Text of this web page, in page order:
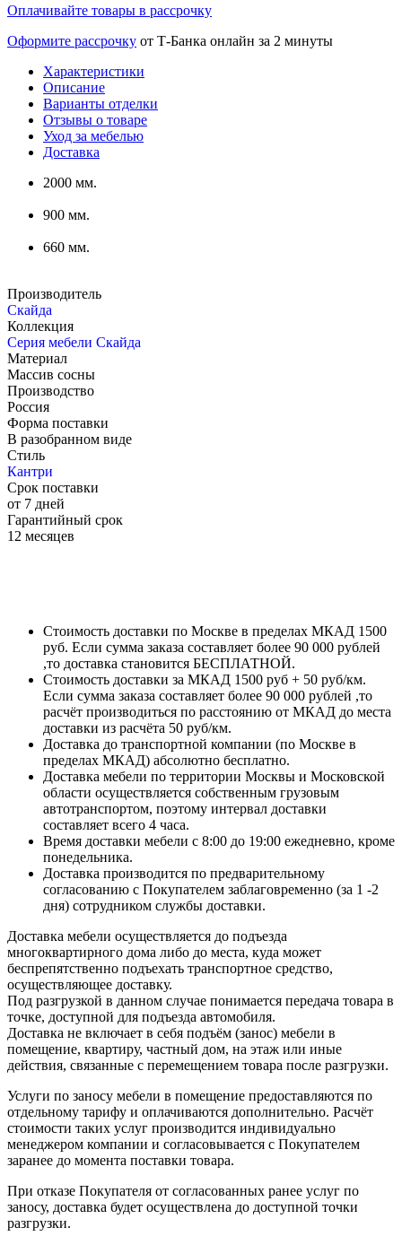
Оплачивайте товары в рассрочку
Оформите рассрочку от Т-Банка онлайн за 2 минуты
Характеристики
Описание
Варианты отделки
Отзывы о товаре
Уход за мебелью
Доставка
2000 мм.
900 мм.
660 мм.
Производитель
Скайда
Коллекция
Серия мебели Скайда
Материал
Массив сосны
Производство
Россия
Форма поставки
В разобранном виде
Стиль
Кантри
Срок поставки
от 7 дней
Гарантийный срок
12 месяцев
Стоимость доставки по Москве в пределах МКАД 1500
руб. Если сумма заказа составляет более 90 000 рублей
,то доставка становится БЕСПЛАТНОЙ.
Стоимость доставки за МКАД 1500 руб + 50 руб/км.
Если сумма заказа составляет более 90 000 рублей ,то
расчёт производиться по расстоянию от МКАД до места
доставки из расчёта 50 руб/км.
Доставка до транспортной компании (по Москве в
пределах МКАД) абсолютно бесплатно.
Доставка мебели по территории Москвы и Московской
области осуществляется собственным грузовым
автотранспортом, поэтому интервал доставки
составляет всего 4 часа.
Время доставки мебели с 8:00 до 19:00 ежедневно, кроме
понедельника.
Доставка производится по предварительному
согласованию с Покупателем заблаговременно (за 1 -2
дня) сотрудником службы доставки.
Доставка мебели осуществляется до подъезда
многоквартирного дома либо до места, куда может
беспрепятственно подъехать транспортное средство,
осуществляющее доставку.
Под разгрузкой в данном случае понимается передача товара в
точке, доступной для подъезда автомобиля.
Доставка не включает в себя подъём (занос) мебели в
помещение, квартиру, частный дом, на этаж или иные
действия, связанные с перемещением товара после разгрузки.
Услуги по заносу мебели в помещение предоставляются по
отдельному тарифу и оплачиваются дополнительно. Расчёт
стоимости таких услуг производится индивидуально
менеджером компании и согласовывается с Покупателем
заранее до момента поставки товара.
При отказе Покупателя от согласованных ранее услуг по
заносу, доставка будет осуществлена до доступной точки
разгрузки.